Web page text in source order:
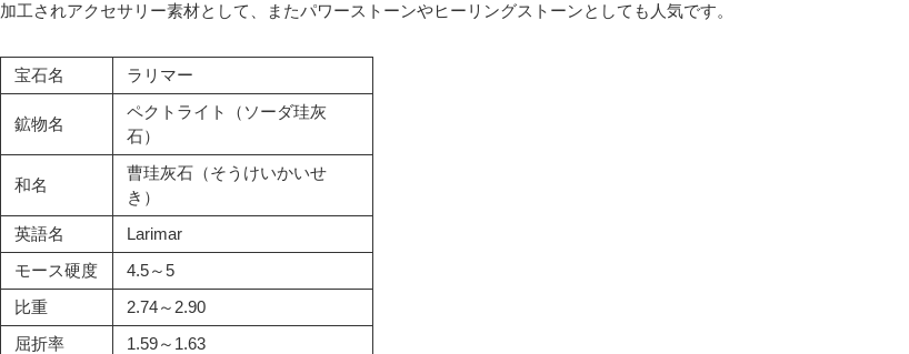
加工されアクセサリー素材として、またパワーストーンやヒーリングストーンとしても人気です。
宝石名 ラリマー
鉱物名
ペクトライト（ソーダ珪灰
石）
和名
曹珪灰石（そうけいかいせ
き）
英語名
Larimar
モース硬度
4.5～5
比重
2.74～2.90
屈折率
1.59～1.63